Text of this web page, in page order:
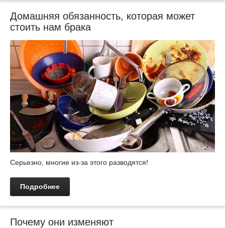
Домашняя обязанность, которая может
стоить нам брака
Серьезно, многие из-за этого разводятся!
Подробнее
Почему они изменяют